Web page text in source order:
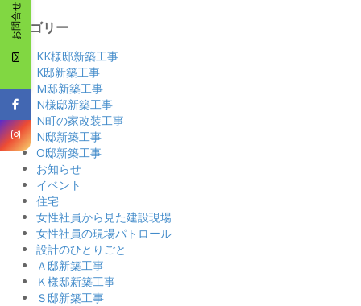
カテゴリー
KK様邸新築工事
K邸新築工事
M邸新築工事
N様邸新築工事
N町の家改装工事
N邸新築工事
O邸新築工事
お知らせ
イベント
住宅
女性社員から見た建設現場
女性社員の現場パトロール
設計のひとりごと
Ａ邸新築工事
Ｋ様邸新築工事
Ｓ邸新築工事
お問合せ